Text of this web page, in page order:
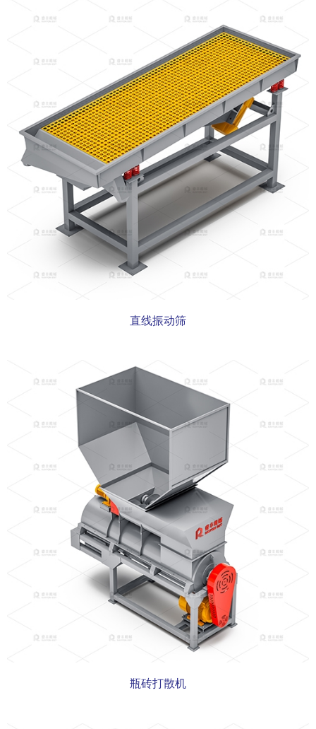
h
直线振动筛
瓶砖打散机